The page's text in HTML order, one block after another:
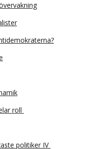
roll
politiker IV